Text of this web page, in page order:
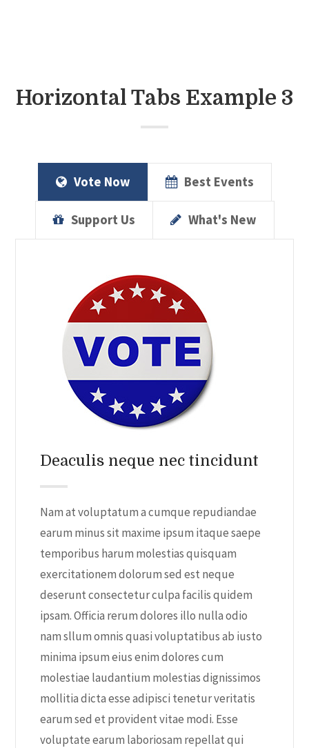
Horizontal Tabs Example 3
Vote Now Best Events
Support Us What's New
Deaculis neque nec tincidunt
Nam at voluptatum a cumque repudiandae
earum minus sit maxime ipsum itaque saepe
temporibus harum molestias quisquam
exercitationem dolorum sed est neque
deserunt consectetur culpa facilis quidem
ipsam. Officia rerum dolores illo nulla odio
nam sllum omnis quasi voluptatibus ab iusto
minima ipsum eius enim dolores cum
molestiae laudantium molestias dignissimos
mollitia dicta esse adipisci tenetur veritatis
earum sed et provident vitae modi. Esse
voluptate earum laboriosam repellat qui